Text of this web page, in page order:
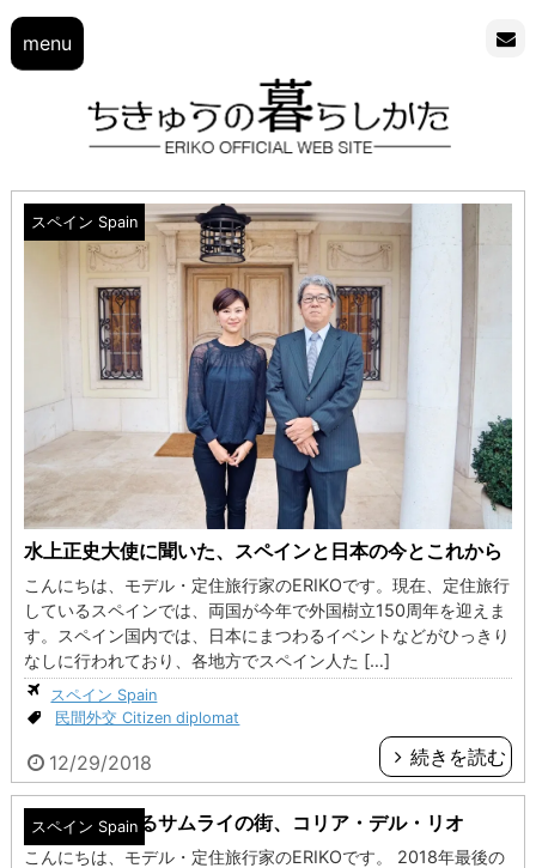
menu
スペイン Spain
水上正史大使に聞いた、スペインと日本の今とこれから
こんにちは、モデル・定住旅行家のERIKOです。現在、定住旅行
しているスペインでは、両国が今年で外国樹立150周年を迎えま
す。スペイン国内では、日本にまつわるイベントなどがひっきり
なしに行われており、各地方でスペイン人た […]
スペイン Spain
民間外交 Citizen diplomat
12/29/2018 続きを読む
スペイン Spain
スペインにあるサムライの街、コリア・デル・リオ
こんにちは、モデル・定住旅行家のERIKOです。 2018年最後の